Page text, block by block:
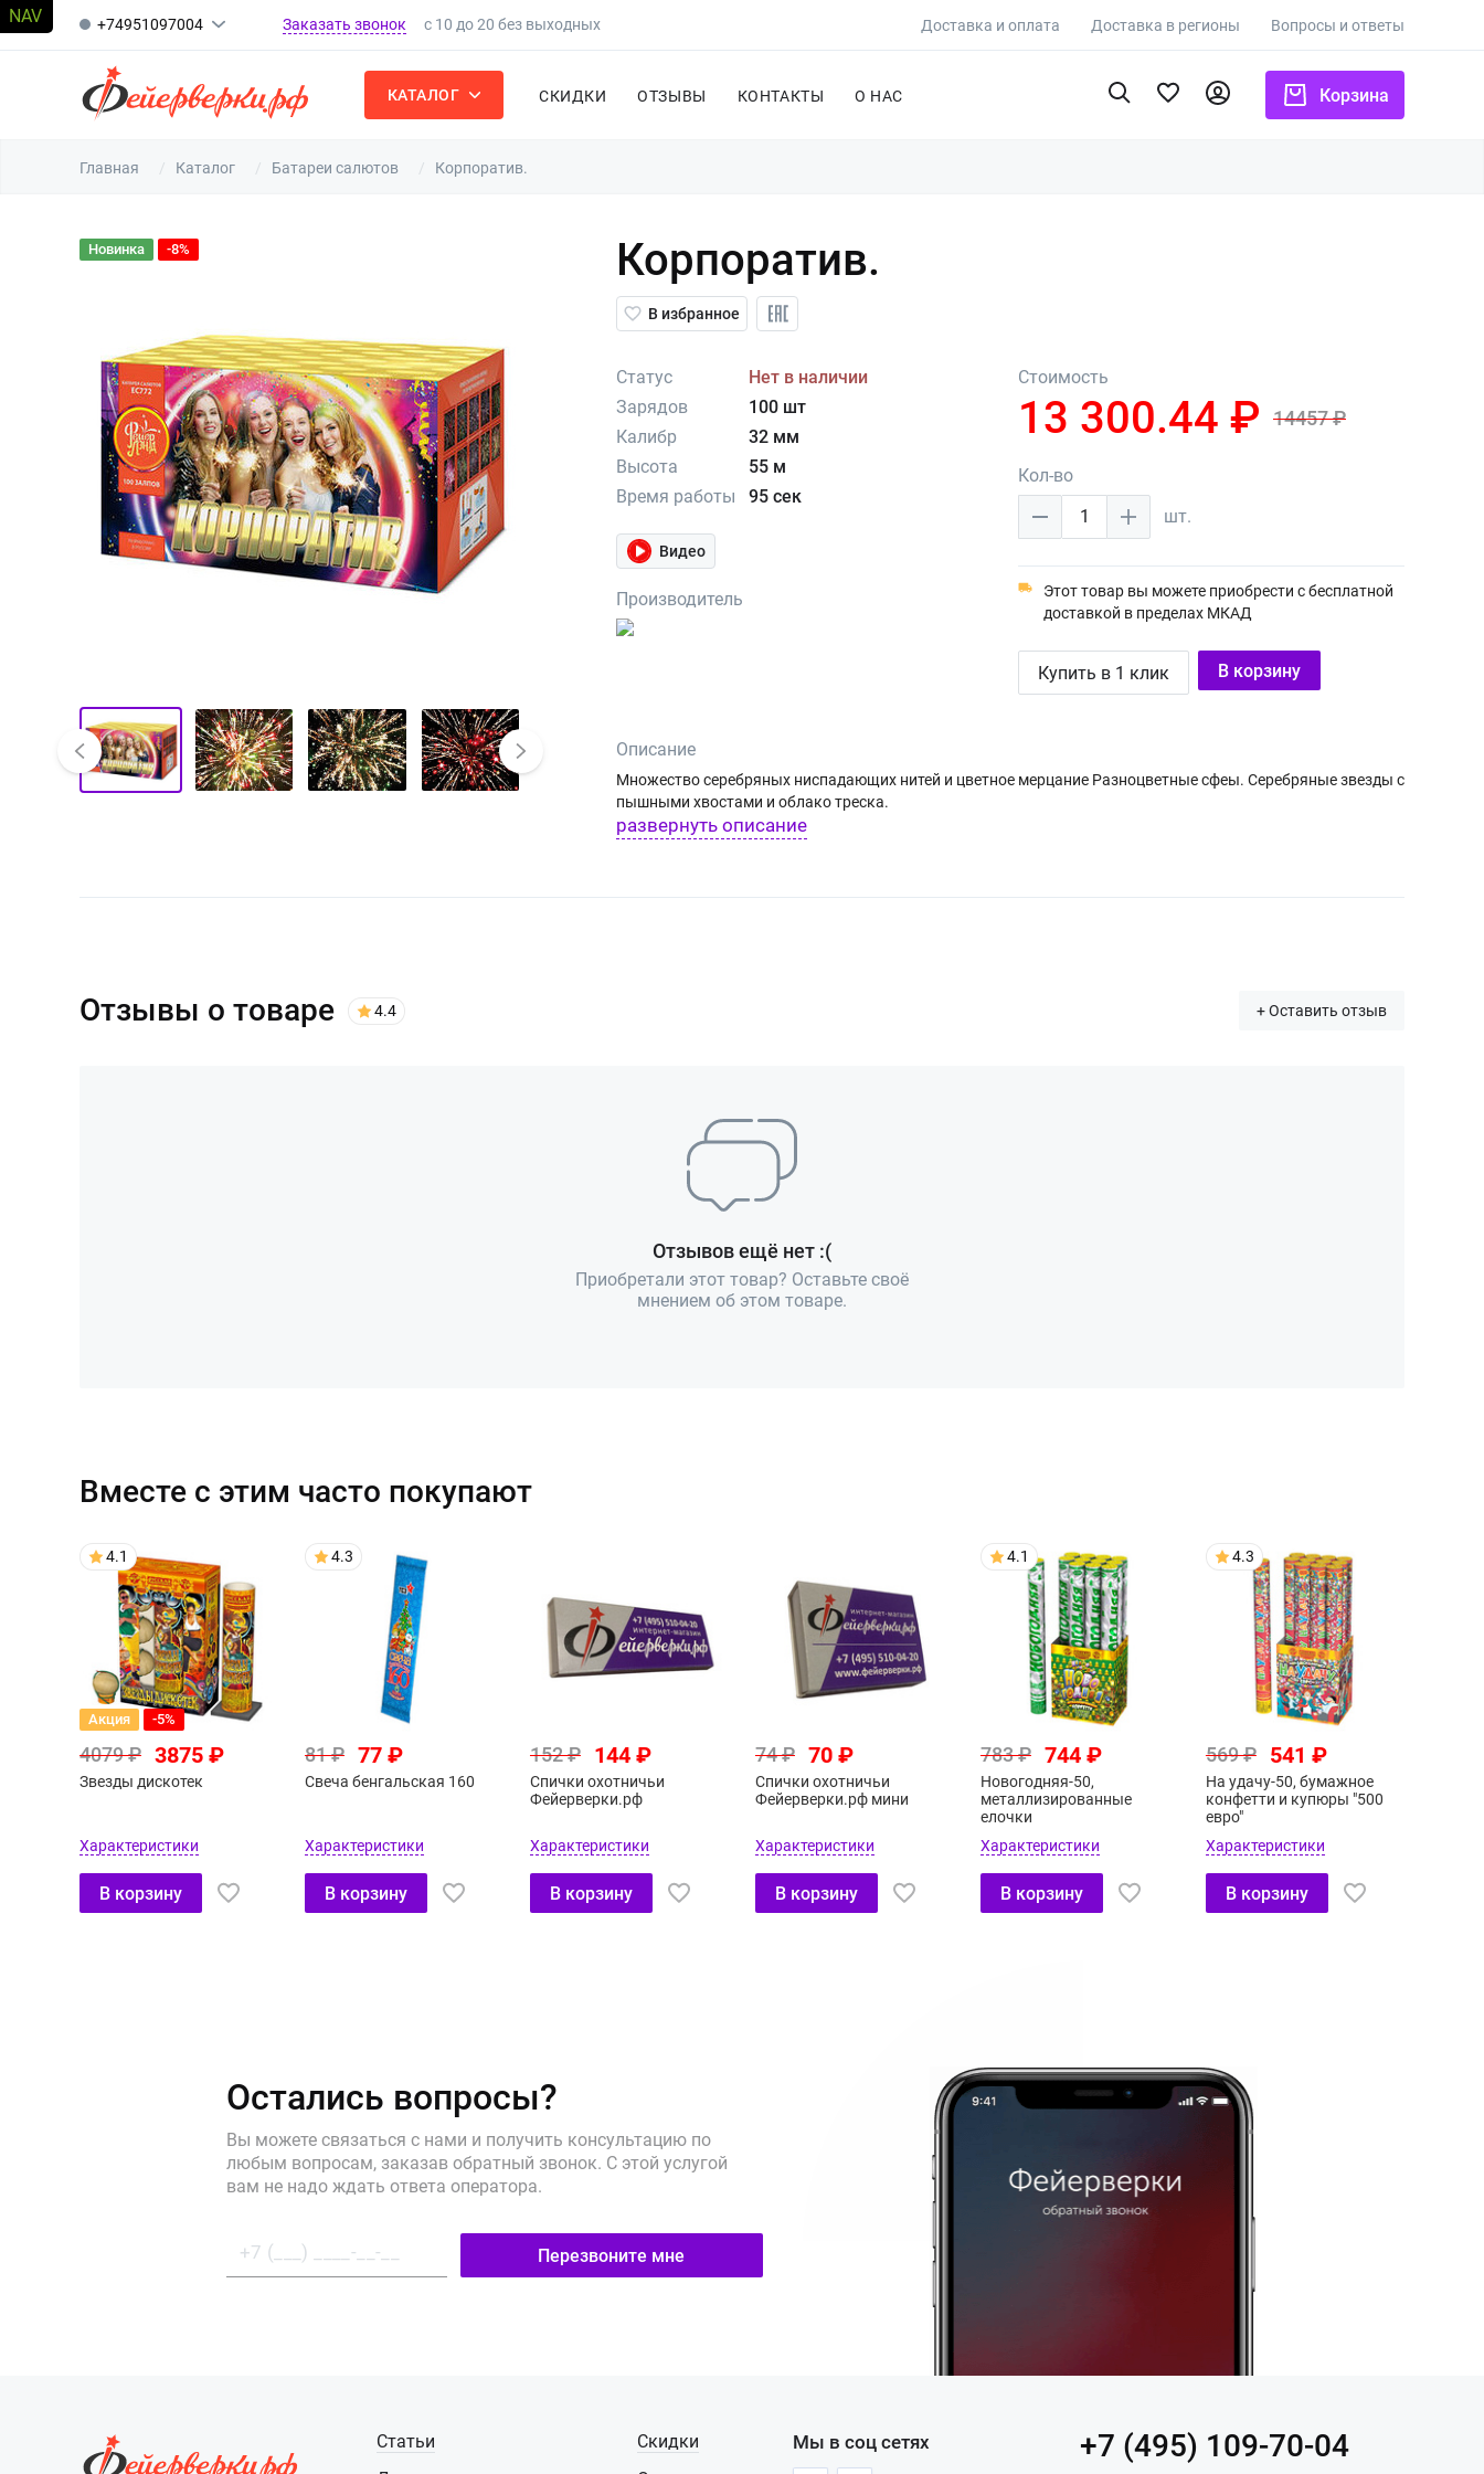
+74951097004 Заказать звонок с 10 до 20 без выходных Доставка и оплата Доставка в регионы Вопросы и ответы
КАТАЛОГ СКИДКИ ОТЗЫВЫ КОНТАКТЫ О НАС Корзина
Главная Каталог Батареи салютов Корпоратив.
Новинка -8% Корпоратив.
В избранное
Статус
Нет в наличии
Зарядов
100 шт
Калибр
32 мм
Высота
55 м
Время работы
95 сек
Видео
Производитель
Стоимость
13 300.44 ₽ 14457 ₽
Кол-во
1
шт.
Этот товар вы можете приобрести с бесплатной
доставкой в пределах МКАД
Купить в 1 клик В корзину
Описание
Множество серебряных ниспадающих нитей и цветное мерцание Разноцветные сфеы. Серебряные звезды с
пышными хвостами и облако треска.
развернуть описание
Отзывы о товаре 4.4 + Оставить отзыв
Отзывов ещё нет :(
Приобретали этот товар? Оставьте своё
мнением об этом товаре.
Вместе с этим часто покупают
4.1
Акция -5%
4079 ₽ 3875 ₽
Звезды дискотек
Характеристики
В корзину
4.3
81 ₽ 77 ₽
Свеча бенгальская 160
Характеристики
В корзину
152 ₽ 144 ₽
Спички охотничьи
Фейерверки.рф
Характеристики
В корзину
74 ₽ 70 ₽
Спички охотничьи
Фейерверки.рф мини
Характеристики
В корзину
4.1
783 ₽ 744 ₽
Новогодняя-50,
металлизированные
елочки
Характеристики
В корзину
4.3
569 ₽ 541 ₽
На удачу-50, бумажное
конфетти и купюры "500
евро"
Характеристики
В корзину
Остались вопросы?
Вы можете связаться с нами и получить консультацию по
любым вопросам, заказав обратный звонок. С этой услугой
вам не надо ждать ответа оператора.
Перезвоните мне
Статьи
Скидки
Мы в соц сетях +7 (495) 109-70-04